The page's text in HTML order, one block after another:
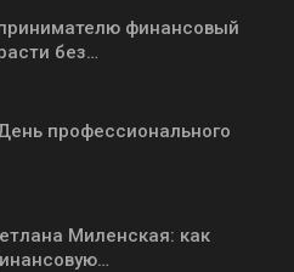
финансовый
без…
профессионального
Миленская: как